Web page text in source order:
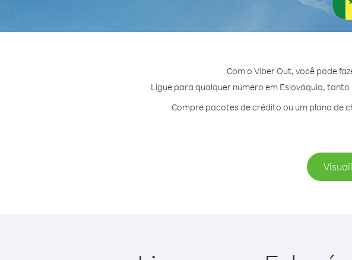
Com o Viber Out, você pode
Ligue para qualquer número em Eslováquia,
Compre pacotes de crédito ou um plano de